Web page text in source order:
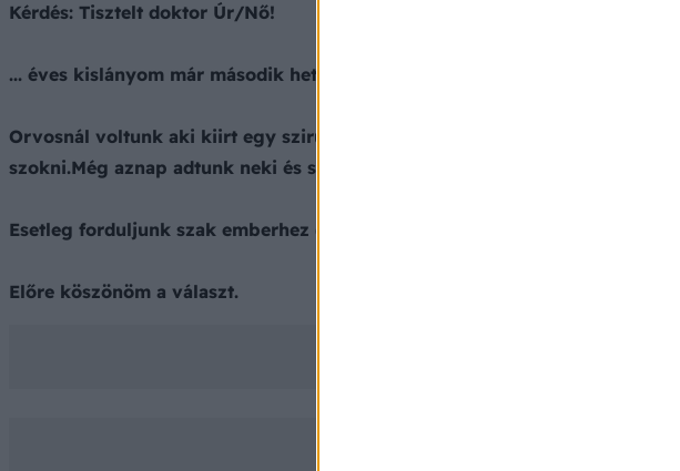
Kérdés: Tisztelt doktor Úr/Nő!
... éves kislányom már második hete nem kakil rendszeresen.
Orvosnál voltunk aki kiirt egy szirupot aminek segiteni kéne hogy,ne
szokni.Még aznap adtunk neki és szilva kompót levet is.Az nap kakilt és
Esetleg forduljunk szak emberhez (sebészetre)mert kaptunk beutalót múlt
Előre köszönöm a választ.